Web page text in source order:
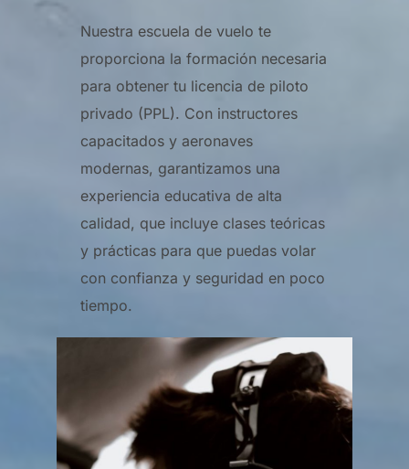
Nuestra escuela de vuelo te
proporciona la formación necesaria
para obtener tu licencia de piloto
privado (PPL). Con instructores
capacitados y aeronaves
modernas, garantizamos una
experiencia educativa de alta
calidad, que incluye clases teóricas
y prácticas para que puedas volar
con confianza y seguridad en poco
tiempo.